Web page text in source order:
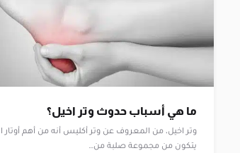
ما هي أسباب حدوث وتر اخيل؟
وتر اخيل، من المعروف عن وتر أكليس أنه من أهم أوتار
يتكون من مجموعة صلبة من…